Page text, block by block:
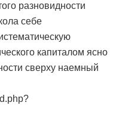
разновидности
себе
капиталом ясно
сверху наемный